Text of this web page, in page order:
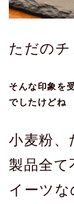
ただのチ
そんな印象を
でしたけどね
小麦粉、
製品全て
イーツな